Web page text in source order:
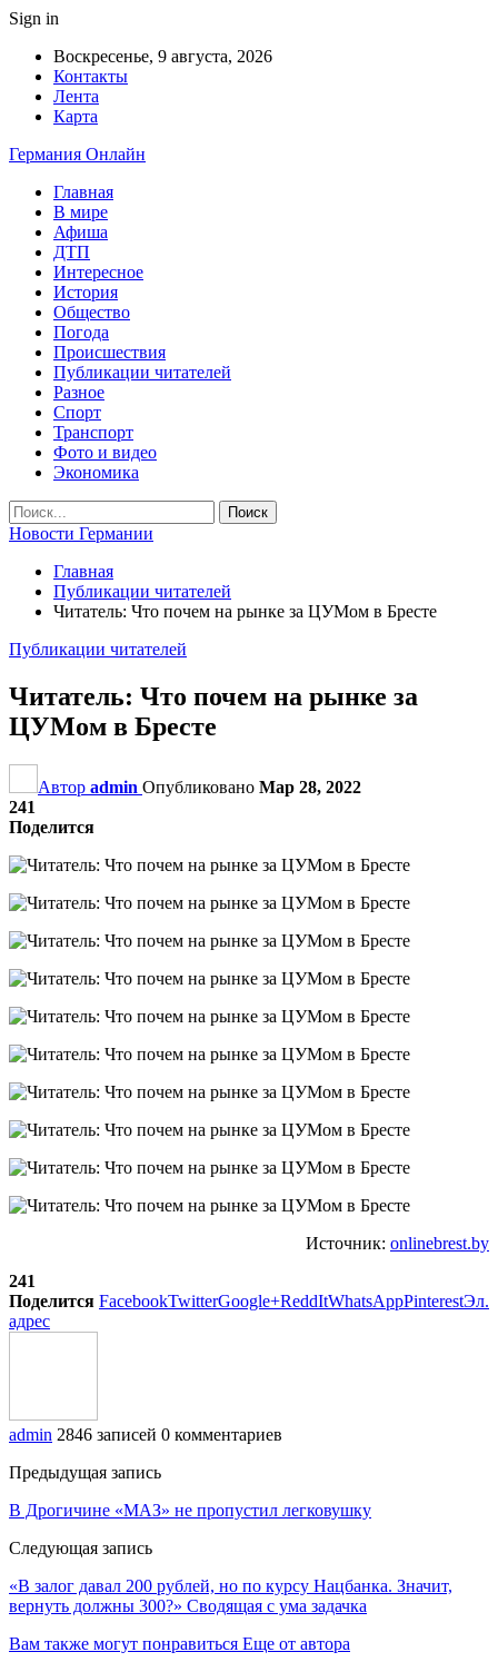
Sign in
Воскресенье, 9 августа, 2026
Контакты
Лента
Карта
Германия Онлайн
Главная
В мире
Афиша
ДТП
Интересное
История
Общество
Погода
Происшествия
Публикации читателей
Разное
Спорт
Транспорт
Фото и видео
Экономика
Новости Германии
Главная
Публикации читателей
Читатель: Что почем на рынке за ЦУМом в Бресте
Публикации читателей
Читатель: Что почем на рынке за
ЦУМом в Бресте
Автор admin Опубликовано Мар 28, 2022
241
Поделится
Источник: onlinebrest.by
241
Поделится FacebookTwitterGoogle+ReddItWhatsAppPinterestЭл.
адрес
admin 2846 записей 0 комментариев
Предыдущая запись
В Дрогичине «МАЗ» не пропустил легковушку
Следующая запись
«В залог давал 200 рублей, но по курсу Нацбанка. Значит,
вернуть должны 300?» Сводящая с ума задачка
Вам также могут понравиться Еще от автора